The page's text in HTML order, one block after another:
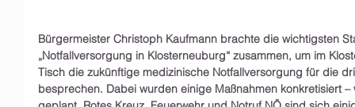
Bürgermeister Christoph Kaufmann brachte die wichtigsten
„Notfallversorgung in Klosterneuburg“ zusammen, um im
Tisch die zukünftige medizinische Notfallversorgung für die
besprechen. Dabei wurden einige Maßnahmen konkretisiert